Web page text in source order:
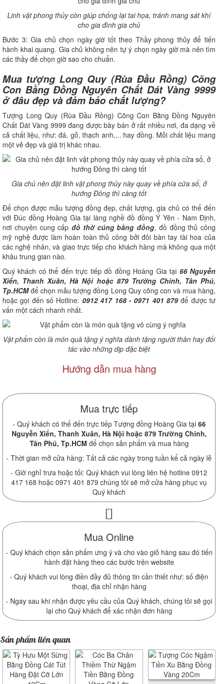
Linh vật phong thủy còn giúp chống lại tai họa, tránh mang sát khí
cho gia đình gia chủ
Bước 3: Gia chủ chọn ngày giờ tốt theo Thầy phong thủy để tiến
hành khai quang. Gia chủ không nên tự ý chọn ngày giờ mà nên tìm
các thầy để chọn giờ sao cho chuẩn.
Mua tượng Long Quy (Rùa Đầu Rồng) Cõng
Con Bằng Đồng Nguyên Chất Dát Vàng 9999
ở đâu đẹp và đảm bảo chất lượng?
Tượng Long Quy (Rùa Đầu Rồng) Cõng Con Bằng Đồng Nguyên
Chất Dát Vàng 9999 đang được bày bán ở rất nhiều nơi, đa dạng về
cả chất liệu, như: đá, gỗ, thạch anh,... hay đồng. Mỗi chất liệu mang
một vẻ đẹp và giá trị khác nhau.
Gia chủ nên đặt linh vật phong thủy này quay về phía cửa sổ, ở
hướng Đông thì càng tốt
Để chọn được mẫu tượng đồng đẹp, chất lượng, gia chủ có thể đến
với Đúc đồng Hoàng Gia tại làng nghề đồ đồng Ý Yên - Nam Định,
nơi chuyên cung cấp đồ thờ cúng bằng đồng, đồ đồng thủ công
mỹ nghệ được làm hoàn toàn thủ công bởi đôi bàn tay tài hoa của
các nghệ nhân, và giao trực tiếp cho khách hàng mà không qua một
khâu trung gian nào.
Quý khách có thể đến trực tiếp đồ đồng Hoàng Gia tại 66 Nguyễn
Xiển, Thanh Xuân, Hà Nội hoặc 879 Trường Chinh, Tân Phú,
Tp.HCMđể chọn mẫu tượng đồng Long Quy cõng con và mua hàng,
hoặc gọi đến số Hotline: 0912 417 168 - 0971 401 879để được tư
vấn một cách nhanh nhất.
Vật phẩm còn là món quà tặng ý nghĩa dành tặng người thân hay đối
tác vào những dịp đặc biệt
Hướng dẫn mua hàng
Mua trực tiếp
- Quý khách có thể đến trực tiếp Tượng đồng Hoàng Gia tại 66
Nguyễn Xiển, Thanh Xuân, Hà Nội hoặc 879 Trường Chinh,
Tân Phú, Tp.HCM để chọn sản phẩm và mua hàng
- Thời gian mở cửa hàng: Tất cả các ngày trong tuần kể cả ngày lễ
- Giờ nghỉ trưa hoặc tối: Quý khách vui lòng liên hệ hotline 0912
417 168 hoặc 0971 401 879 chúng tôi sẽ mở cửa hàng phục vụ
Quý khách
Mua Online
- Quý khách chọn sản phẩm ưng ý và cho vào giỏ hàng sau đó tiến
hành đặt hàng theo các bước trên website
- Quý khách vui lòng điền đầy đủ thông tin cần thiết như: số điện
thoại, địa chỉ nhận hàng
- Ngay sau khi nhận được yêu cầu của Quý khách, chúng tôi sẽ gọi
lại cho Quý khách để xác nhận đơn hàng
Sản phẩm liên quan